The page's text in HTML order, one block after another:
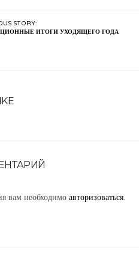
STORY:
ИТОГИ УХОДЯЩЕГО ГОДА
вам необходимо авторизоваться.